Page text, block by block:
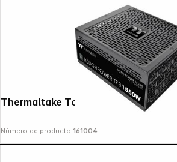
Thermaltake Toughpower TF3 1550W
Número de producto:161004